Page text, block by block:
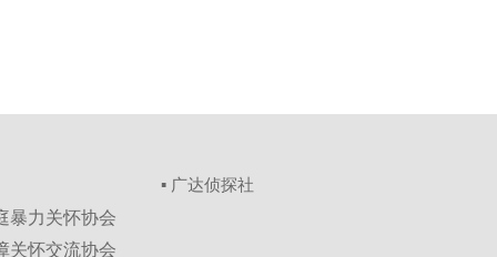
▪ 广达侦探社
暴力关怀协会
关怀交流协会